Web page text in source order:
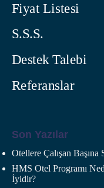
Fiyat Listesi
S.S.S.
Destek Talebi
Referanslar
Son Yazılar
Otellere Çalışan
HMS Otel Programı
İyidir?